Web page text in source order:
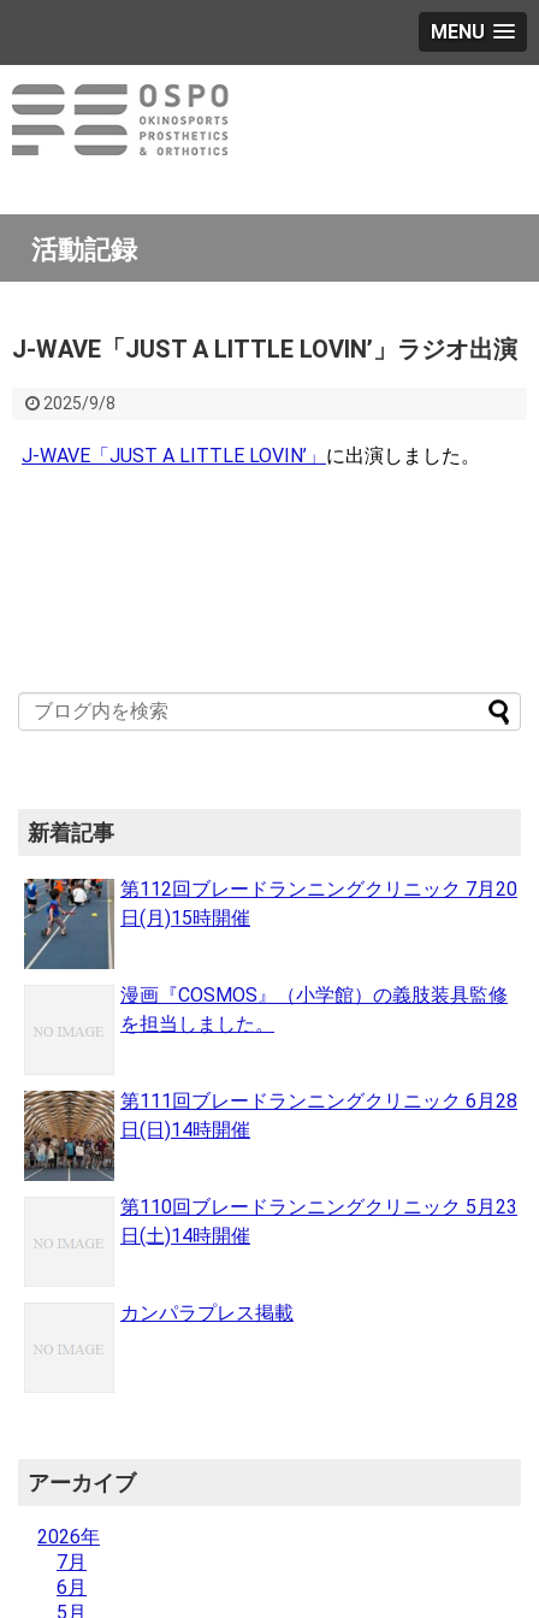
MENU
活動記録
J-WAVE「JUST A LITTLE LOVIN’」ラジオ出演
2025/9/8
J-WAVE「JUST A LITTLE LOVIN’」 に出演しました。
新着記事
第112回ブレードランニングクリニック 7月20
日(月)15時開催
漫画『COSMOS』（小学館）の義肢装具監修
を担当しました。
第111回ブレードランニングクリニック 6月28
日(日)14時開催
第110回ブレードランニングクリニック 5月23
日(土)14時開催
カンパラプレス掲載
アーカイブ
2026年
7月
6月
5月